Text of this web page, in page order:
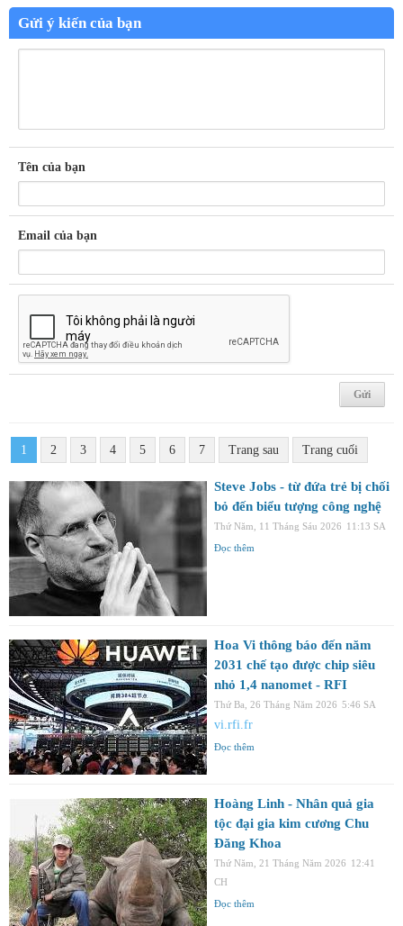
Gửi ý kiến của bạn
Tên của bạn
Email của bạn
1 2 3 4 5 6 7 Trang sau Trang cuối
Steve Jobs - từ đứa trẻ bị chối
bỏ đến biểu tượng công nghệ
Thứ Năm, 11 Tháng Sáu 2026 11:13 SA
Đọc thêm
Hoa Vi thông báo đến năm
2031 chế tạo được chip siêu
nhỏ 1,4 nanomet - RFI
Thứ Ba, 26 Tháng Năm 2026 5:46 SA
vi.rfi.fr
Đọc thêm
Hoàng Linh - Nhân quả gia
tộc đại gia kim cương Chu
Đăng Khoa
Thứ Năm, 21 Tháng Năm 2026 12:41
CH
Đọc thêm